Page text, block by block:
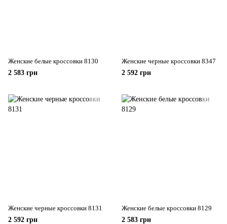
Женские белые кроссовки 8130
2 583 грн
Женские черные кроссовки 8347
2 592 грн
Женские черные кроссовки 8131
2 592 грн
Женские белые кроссовки 8129
2 583 грн